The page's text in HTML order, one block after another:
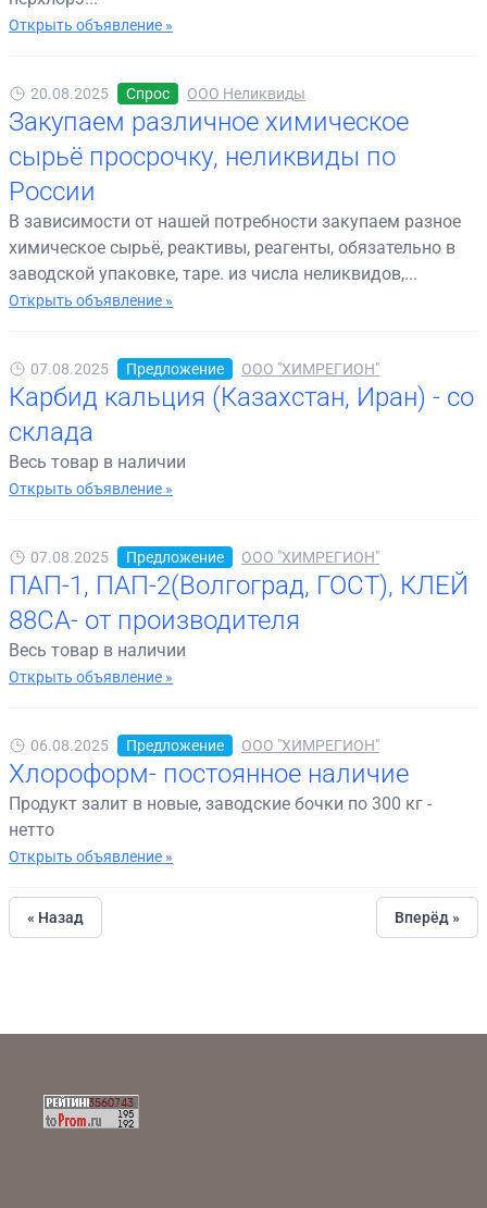
Открыть объявление »
20.08.2025 Спрос ООО Неликвиды
Закупаем различное химическое
сырьё просрочку, неликвиды по
России
В зависимости от нашей потребности закупаем разное
химическое сырьё, реактивы, реагенты, обязательно в
заводской упаковке, таре. из числа неликвидов,...
Открыть объявление »
07.08.2025 Предложение ООО "ХИМРЕГИОН"
Карбид кальция (Казахстан, Иран) - со
склада
Весь товар в наличии
Открыть объявление »
07.08.2025 Предложение ООО "ХИМРЕГИОН"
ПАП-1, ПАП-2(Волгоград, ГОСТ), КЛЕЙ
88СА- от производителя
Весь товар в наличии
Открыть объявление »
06.08.2025 Предложение ООО "ХИМРЕГИОН"
Хлороформ- постоянное наличие
Продукт залит в новые, заводские бочки по 300 кг -
нетто
Открыть объявление »
« Назад Вперёд »